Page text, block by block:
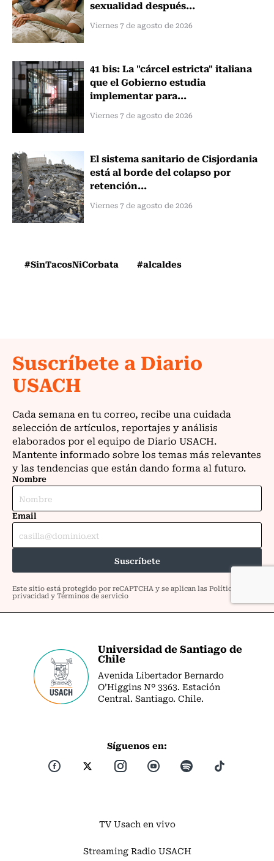
sexualidad después...
Viernes 7 de agosto de 2026
41 bis: La "cárcel estricta" italiana
que el Gobierno estudia
implementar para...
Viernes 7 de agosto de 2026
El sistema sanitario de Cisjordania
está al borde del colapso por
retención...
Viernes 7 de agosto de 2026
#SinTacosNiCorbata #alcaldes
Universidad de Santiago de
Chile
Avenida Libertador Bernardo
O’Higgins Nº 3363. Estación
Central. Santiago. Chile.
Síguenos en:
TV Usach en vivo
Streaming Radio USACH